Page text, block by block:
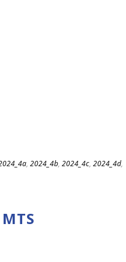
, 2024_4b, 2024_4c, 2024_4d,